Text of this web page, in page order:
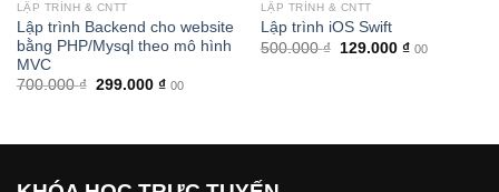
LẬP TRÌNH & CNTT
Lập trình Backend cho website
bằng PHP/Mysql theo mô hình
MVC
700.000₫ Giá
299.000 ₫Giá
299.000 ₫.
00
LẬP TRÌNH & CNTT
Lập trình iOS Swift
500.000₫
Giá
129.000 ₫Giá
00